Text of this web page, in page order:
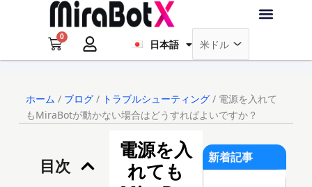
0
Cart 日本語
Français
Deutsch
ホーム / ブログ/ トラブルシューティング/ 電源を入れて
もMiraBotが動かない場合はどうすればよいですか？
目次
電源を入
れても
新着記事